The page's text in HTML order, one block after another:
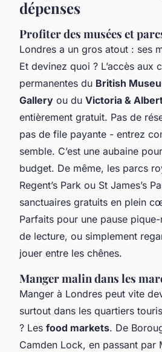
dépenses
Profiter des musées et
Londres a un gros atout : ses
Et devinez quoi ? L’accès aux
permanentes du British
Gallery ou du Victoria &
entièrement gratuit. Pas de
pas de file payante - entrez
semble. C’est une aubaine
budget. De même, les parcs
Regent’s Park ou St James’s
sanctuaires gratuits en plein
Parfaits pour une pause
de lecture, ou simplement
jouer entre les chênes.
Manger malin dans les
Manger à Londres peut vite
surtout dans les quartiers
? Les food markets. De
Camden Lock, en passant par